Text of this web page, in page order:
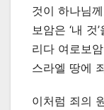
것이 하나님
보암은 ‘내 것
리다 여로보
스라엘 땅에
이처럼 죄의